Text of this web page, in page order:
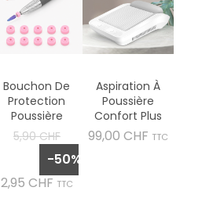
Bouchon De
Protection
Poussière
Prix
5,90 CHF
-50%
2,95 CHF Prix
TTC
Aspiration À
Poussière
Confort Plus
99,00 CHF Prix
TTC